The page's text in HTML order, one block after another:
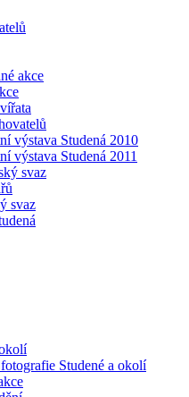
akce
výstava Studená 2010
výstava Studená 2011
svaz
svaz
Studené a okolí